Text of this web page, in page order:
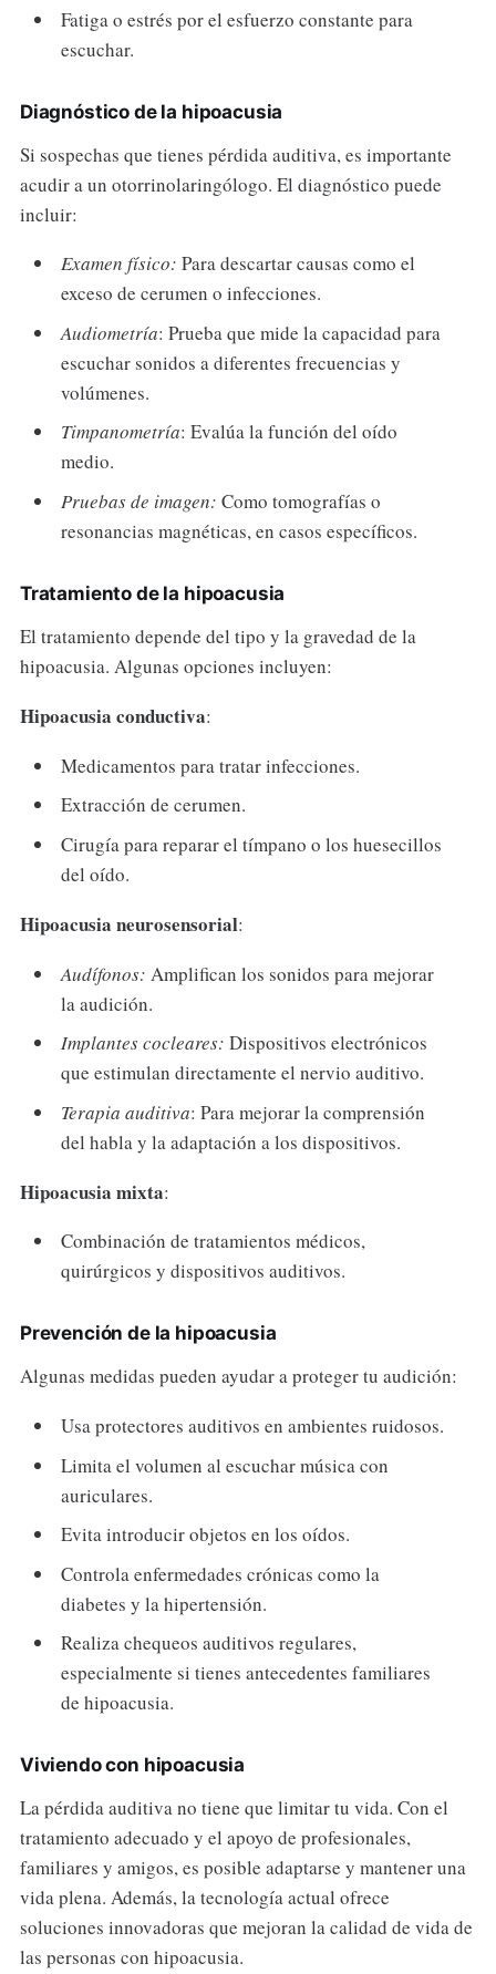
Fatiga o estrés por el esfuerzo constante para
escuchar.
Diagnóstico de la hipoacusia
Si sospechas que tienes pérdida auditiva, es importante
acudir a un otorrinolaringólogo. El diagnóstico puede
incluir:
Examen físico: Para descartar causas como el
exceso de cerumen o infecciones.
Audiometría: Prueba que mide la capacidad para
escuchar sonidos a diferentes frecuencias y
volúmenes.
Timpanometría: Evalúa la función del oído
medio.
Pruebas de imagen: Como tomografías o
resonancias magnéticas, en casos específicos.
Tratamiento de la hipoacusia
El tratamiento depende del tipo y la gravedad de la
hipoacusia. Algunas opciones incluyen:
Hipoacusia conductiva:
Medicamentos para tratar infecciones.
Extracción de cerumen.
Cirugía para reparar el tímpano o los huesecillos
del oído.
Hipoacusia neurosensorial:
Audífonos: Amplifican los sonidos para mejorar
la audición.
Implantes cocleares: Dispositivos electrónicos
que estimulan directamente el nervio auditivo.
Terapia auditiva: Para mejorar la comprensión
del habla y la adaptación a los dispositivos.
Hipoacusia mixta:
Combinación de tratamientos médicos,
quirúrgicos y dispositivos auditivos.
Prevención de la hipoacusia
Algunas medidas pueden ayudar a proteger tu audición:
Usa protectores auditivos en ambientes ruidosos.
Limita el volumen al escuchar música con
auriculares.
Evita introducir objetos en los oídos.
Controla enfermedades crónicas como la
diabetes y la hipertensión.
Realiza chequeos auditivos regulares,
especialmente si tienes antecedentes familiares
de hipoacusia.
Viviendo con hipoacusia
La pérdida auditiva no tiene que limitar tu vida. Con el
tratamiento adecuado y el apoyo de profesionales,
familiares y amigos, es posible adaptarse y mantener una
vida plena. Además, la tecnología actual ofrece
soluciones innovadoras que mejoran la calidad de vida de
las personas con hipoacusia.